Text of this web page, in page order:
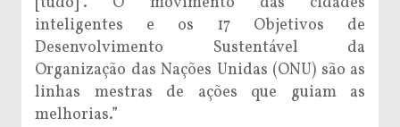
inteligentes e os 17 Objetivos de
Desenvolvimento Sustentável da
Organização das Nações Unidas (ONU) são as
linhas mestras de ações que guiam as
melhorias.”